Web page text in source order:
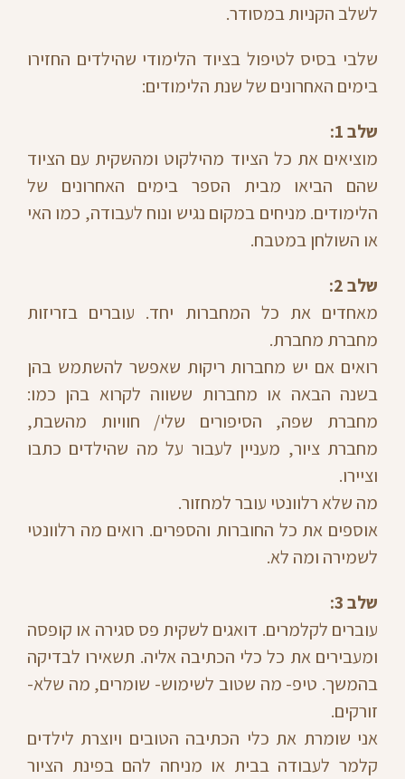
לשלב הקניות במסודר.
שלבי בסיס לטיפול בציוד הלימודי שהילדים החזירו
בימים האחרונים של שנת הלימודים:
שלב 1:
מוציאים את כל הציוד מהילקוט ומהשקית עם הציוד
שהם הביאו מבית הספר בימים האחרונים של
הלימודים. מניחים במקום נגיש ונוח לעבודה, כמו האי
או השולחן במטבח.
שלב 2:
מאחדים את כל המחברות יחד. עוברים בזריזות
מחברת מחברת.
רואים אם יש מחברות ריקות שאפשר להשתמש בהן
בשנה הבאה או מחברות ששווה לקרוא בהן כמו:
מחברת שפה, הסיפורים שלי/ חוויות מהשבת,
מחברת ציור, מעניין לעבור על מה שהילדים כתבו
וציירו.
מה שלא רלוונטי עובר למחזור.
אוספים את כל החוברות והספרים. רואים מה רלוונטי
לשמירה ומה לא.
שלב 3:
עוברים לקלמרים. דואגים לשקית פס סגירה או קופסה
ומעבירים את כל כלי הכתיבה אליה. תשאירו לבדיקה
בהמשך. טיפ- מה שטוב לשימוש- שומרים, מה שלא-
זורקים.
אני שומרת את כלי הכתיבה הטובים ויוצרת לילדים
קלמר לעבודה בבית או מניחה להם בפינת הציור